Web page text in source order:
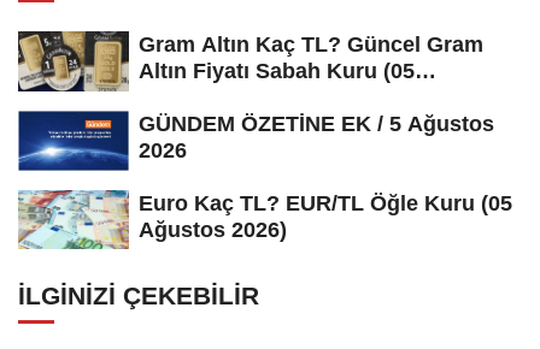
Gram Altın Kaç TL? Güncel Gram
Altın Fiyatı Sabah Kuru (05
GÜNDEM ÖZETİNE EK / 5 Ağustos
2026
Euro Kaç TL? EUR/TL Öğle Kuru (05
Ağustos 2026)
İLGINIZI ÇEKEBILIR